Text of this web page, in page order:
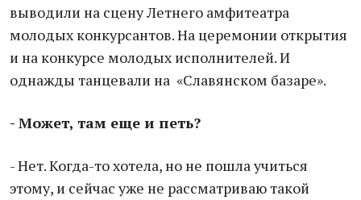
выводили на сцену Летнего амфитеатра
молодых конкурсантов. На церемонии открытия
и на конкурсе молодых исполнителей. И
однажды танцевали на «Славянском базаре».
- Может, там еще и петь?
- Нет. Когда-то хотела, но не пошла учиться
этому, и сейчас уже не рассматриваю такой